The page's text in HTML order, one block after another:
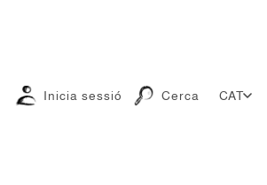
Inicia sessió Cerca CAT